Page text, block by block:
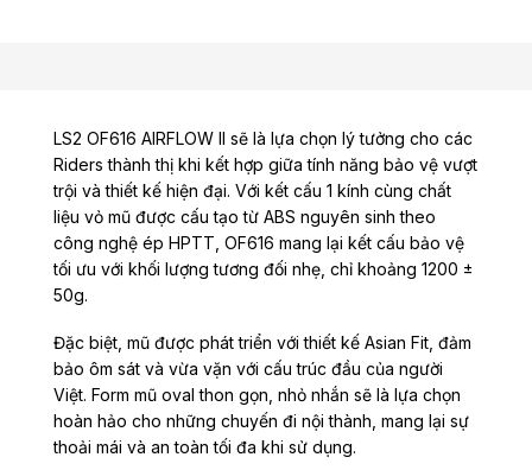
LS2 OF616 AIRFLOW II sẽ là lựa chọn lý tưởng cho các
Riders thành thị khi kết hợp giữa tính năng bảo vệ vượt
trội và thiết kế hiện đại. Với kết cấu 1 kính cùng chất
liệu vỏ mũ được cấu tạo từ ABS nguyên sinh theo
công nghệ ép HPTT, OF616 mang lại kết cấu bảo vệ
tối ưu với khối lượng tương đối nhẹ, chỉ khoảng 1200 ±
50g.
Đặc biệt, mũ được phát triển với thiết kế Asian Fit, đảm
bảo ôm sát và vừa vặn với cấu trúc đầu của người
Việt. Form mũ oval thon gọn, nhỏ nhắn sẽ là lựa chọn
hoàn hảo cho những chuyến đi nội thành, mang lại sự
thoải mái và an toàn tối đa khi sử dụng.